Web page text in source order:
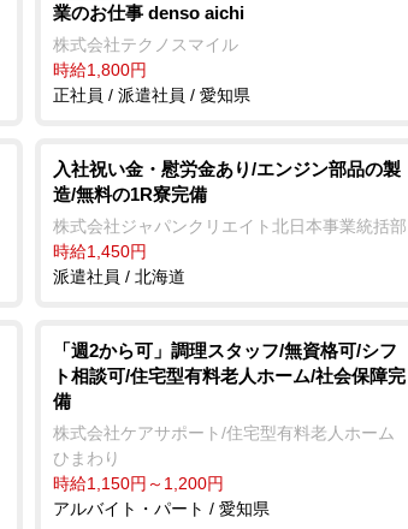
業のお仕事 denso aichi
株式会社テクノスマイル
時給1,800円
正社員 / 派遣社員 / 愛知県
入社祝い金・慰労金あり/エンジン部品の製
造/無料の1R寮完備
株式会社ジャパンクリエイト北日本事業統括部
時給1,450円
派遣社員 / 北海道
「週2から可」調理スタッフ/無資格可/シフ
ト相談可/住宅型有料老人ホーム/社会保障完
備
株式会社ケアサポート/住宅型有料老人ホーム
ひまわり
時給1,150円～1,200円
アルバイト・パート / 愛知県